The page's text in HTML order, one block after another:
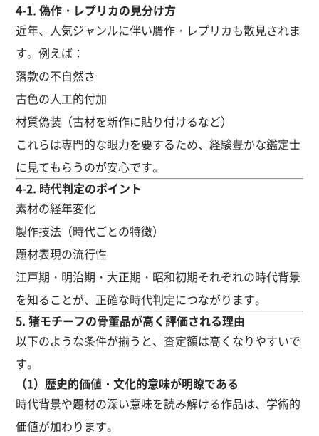
4-1. 偽作・レプリカの見分け方
近年、人気ジャンルに伴い贋作・レプリカも散見されま
す。例えば：
落款の不自然さ
古色の人工的付加
材質偽装（古材を新作に貼り付けるなど）
これらは専門的な眼力を要するため、経験豊かな鑑定士
に見てもらうのが安心です。
4-2. 時代判定のポイント
素材の経年変化
製作技法（時代ごとの特徴）
題材表現の流行性
江戸期・明治期・大正期・昭和初期それぞれの時代背景
を知ることが、正確な時代判定につながります。
5. 猪モチーフの骨董品が高く評価される理由
以下のような条件が揃うと、査定額は高くなりやすいで
す。
（1）歴史的価値・文化的意味が明瞭である
時代背景や題材の深い意味を読み解ける作品は、学術的
価値が加わります。